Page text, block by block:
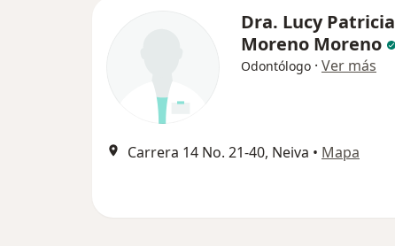
Dra. Lucy Patricia
Moreno Moreno
Odontólogo · Ver más
Carrera 14 No. 21-40, Neiva • Mapa